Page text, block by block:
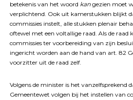
betekenis van het woord kan gezien moet
verplichtend. Ook uit kamerstukken blijkt
commissies instelt, alle stukken plenair
oftewel met een voltallige raad. Als de raad
commissies ter voorbereiding van zijn
ingericht worden aan de hand van art. 82
voorzitter uit de raad zelf.
Volgens de minister is het vanzelfsprekend
Gemeentewet volgen bij het instellen van